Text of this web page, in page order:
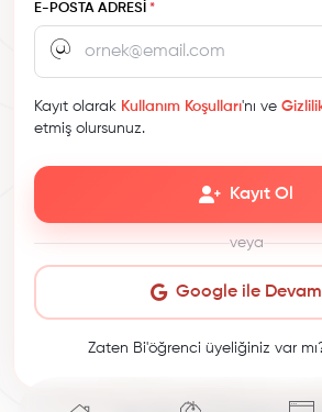
E-POSTA ADRESI *
Kayıt olarak Kullanım Koşulları'nı ve
etmiş olursunuz.
Kayıt Ol
veya
Google ile
Zaten Bi'öğrenci üyeliğiniz var